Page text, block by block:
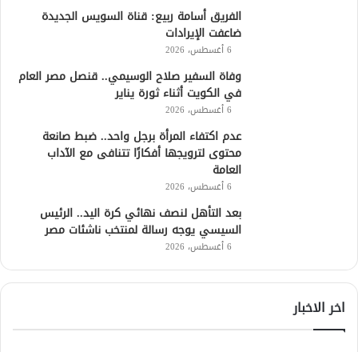
الفريق أسامة ربيع: قناة السويس الجديدة
ضاعفت الإيرادات
6 أغسطس، 2026
وفاة السفير صلاح الوسيمي.. قنصل مصر العام
في الكويت أثناء ثورة يناير
6 أغسطس، 2026
عدم اكتفاء المرأة برجل واحد.. ضبط صانعة
محتوى لترويجها أفكارًا تتنافى مع الآداب
العامة
6 أغسطس، 2026
بعد التأهل لنصف نهائي كرة اليد.. الرئيس
السيسي يوجه رسالة لمنتخب ناشئات مصر
6 أغسطس، 2026
اخر الاخبار